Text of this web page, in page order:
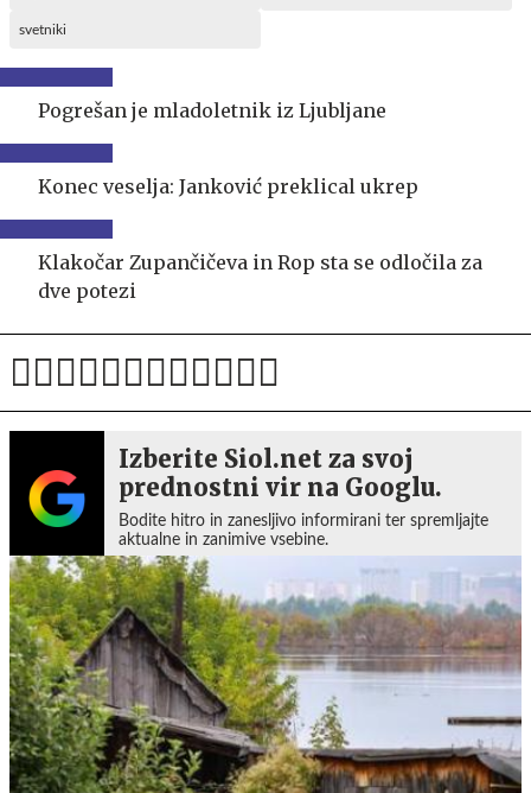
svetniki
Pogrešan je mladoletnik iz Ljubljane
Konec veselja: Janković preklical ukrep
Klakočar Zupančičeva in Rop sta se odločila za
dve potezi
Izberite Siol.net za svoj
prednostni vir na Googlu.
Bodite hitro in zanesljivo informirani ter spremljajte
aktualne in zanimive vsebine.